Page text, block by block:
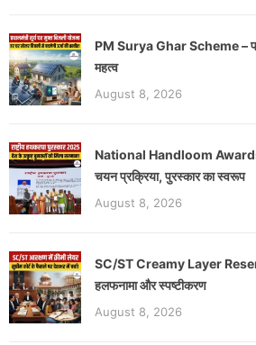
PM Surya Ghar Scheme –
महत्व
August 8, 2026
National Handloom Awards
चयन प्रक्रिया, पुरस्कार का स्वरूप
August 8, 2026
SC/ST Creamy Layer
हलफनामा और स्पष्टीकरण
August 8, 2026